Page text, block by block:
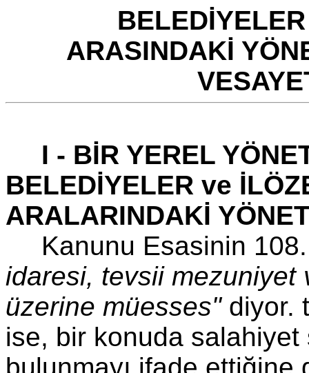
ARASINDAKİ
I - BİR YEREL
BELEDİYELER ve
ARALARINDAKİ
Kanunu Esasinin
idaresi, tevsii
üzerine müesses"diyor.
ise, bir konuda salahiyet